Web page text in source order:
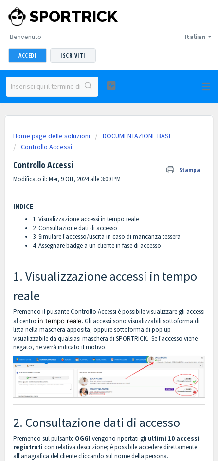
SPORTRICK
Italian
Benvenuto
ACCEDI ISCRIVITI
Home page delle soluzioni
DOCUMENTAZIONE BASE
Controllo Accessi
Controllo Accessi Stampa
Modificato il: Mer, 9 Ott, 2024 alle 3:09 PM
INDICE
1. Visualizzazione accessi in tempo reale
2. Consultazione dati di accesso
3. Simulare l'accesso/uscita in caso di mancanza tessera
4. Assegnare badge a un cliente in fase di accesso
1. Visualizzazione accessi in tempo
reale
Premendo il pulsante Controllo Accessi è possibile visualizzare gli accessi
al centro in tempo reale. Gli accessi sono visualizzabili sottoforma di
lista nella maschera apposita, oppure sottoforma di pop up
visualizzabile da qualsiasi maschera di SPORTRICK. Se l'accesso viene
negato, ne verrà indicato il motivo.
2. Consultazione dati di accesso
Premendo sul pulsante OGGI vengono riportati gli ultimi 10 accessi
registrati con relativa descrizione; è possibile accedere direttamente
all'anagrafica del cliente cliccando sul nome della persona.